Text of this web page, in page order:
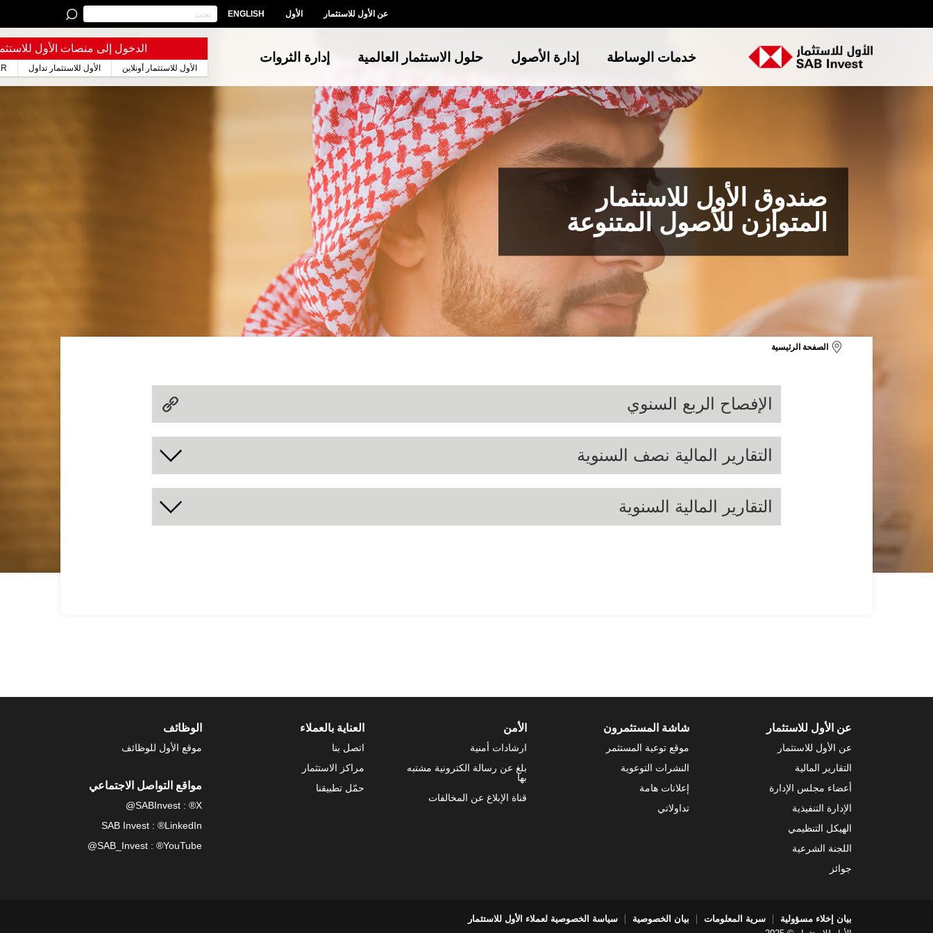
عن الأول للاستثمار الأول ENGLISH
خدمات الوساطة إدارة الأصول حلول الاستثمار العالمية إدارة الثروات
الدخول إلى منصات الأول
الأول للاستثمار أونلاين الأول للاستثمار تداول
صندوق الأول للاستثمار
المتوازن للأصول المتنوعة
الصفحة الرئيسية
الإفصاح الربع السنوي
التقارير المالية نصف السنوية
2017
2018
2019
2020
2021التقارير المالية السنوية
عن الأول للاستثمار
عن الأول للاستثمار
التقارير المالية
أعضاء مجلس الإدارة
الإدارة التنفيذية
الهيكل التنظيمي
اللجنة الشرعية
جوائز
شاشة المستثمرون
موقع توعية المستثمر
النشرات التوعوية
إعلانات هامة
تداولاتي
الأمن
ارشادات أمنية
بلغ عن رسالة الكترونية مشتبه
بها
قناة الإبلاغ عن المخالفات
العناية بالعملاء
اتصل بنا
مراكز الاستثمار
حمّل تطبيقنا
الوظائف
موقع الأول للوظائف
مواقع التواصل الاجتماعي
SABInvest : ®X@
SAB Invest : ®LinkedIn
SAB_Invest : ®YouTube@
بيان إخلاء مسؤولية سرية المعلومات بيان الخصوصية
سياسة الخصوصية لعملاء الأول للاستثمار